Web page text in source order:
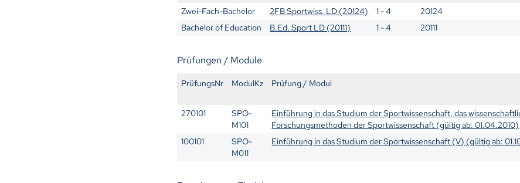
Zwei-Fach-Bachelor
2FB Sportwiss. LD (20124) 1 - 4
20124
Bachelor of Education
B.Ed. Sport LD (20111) 1 - 4 20111
Prüfungen / Module
PrüfungsNr ModulKz Prüfung / Modul
270101
SPO-
M101
Einführung in das Studium der Sportwissenschaft, das
Forschungsmethoden der Sportwissenschaft (gültig ab: 01.04.2010)
100101
SPO-
M011
Einführung in das Studium der Sportwissenschaft (V) (gültig ab: